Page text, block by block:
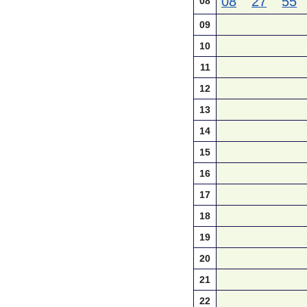
09
10
11
12
13
14
15
16
17
18
19
20
21
22